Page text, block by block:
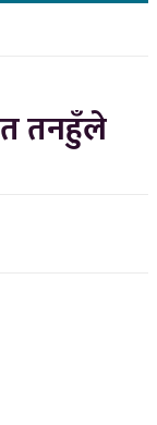
तनहुँले